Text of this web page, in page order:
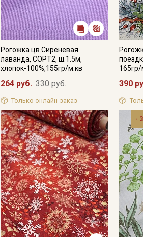
Рогожка цв.Сиреневая
лаванда, СОРТ2, ш.1.5м,
хлопок-100%,155гр/м.кв
264 руб. 330 руб.
Только онлайн-заказ
165гр/
390
-